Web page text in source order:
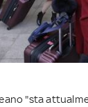
"sta